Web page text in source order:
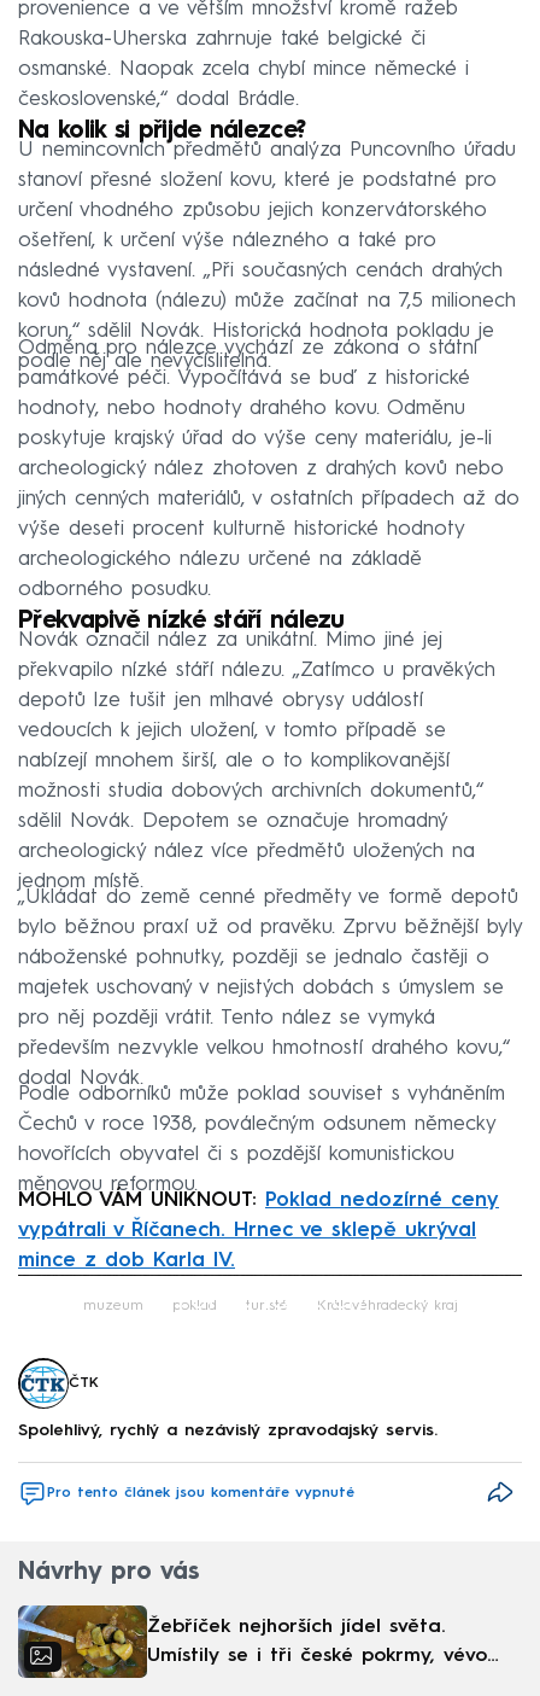
provenience a ve větším množství kromě ražeb
Rakouska-Uherska zahrnuje také belgické či
osmanské. Naopak zcela chybí mince německé i
československé,“ dodal Brádle.
Na kolik si přijde nálezce?
U nemincovních předmětů analýza Puncovního úřadu
stanoví přesné složení kovu, které je podstatné pro
určení vhodného způsobu jejich konzervátorského
ošetření, k určení výše nálezného a také pro
následné vystavení. „Při současných cenách drahých
kovů hodnota (nálezu) může začínat na 7,5 milionech
korun,“ sdělil Novák. Historická hodnota pokladu je
podle něj ale nevyčíslitelná.
Odměna pro nálezce vychází ze zákona o státní
památkové péči. Vypočítává se buď z historické
hodnoty, nebo hodnoty drahého kovu. Odměnu
poskytuje krajský úřad do výše ceny materiálu, je-li
archeologický nález zhotoven z drahých kovů nebo
jiných cenných materiálů, v ostatních případech až do
výše deseti procent kulturně historické hodnoty
archeologického nálezu určené na základě
odborného posudku.
Překvapivě nízké stáří nálezu
Novák označil nález za unikátní. Mimo jiné jej
překvapilo nízké stáří nálezu. „Zatímco u pravěkých
depotů lze tušit jen mlhavé obrysy událostí
vedoucích k jejich uložení, v tomto případě se
nabízejí mnohem širší, ale o to komplikovanější
možnosti studia dobových archivních dokumentů,“
sdělil Novák. Depotem se označuje hromadný
archeologický nález více předmětů uložených na
jednom místě.
„Ukládat do země cenné předměty ve formě depotů
bylo běžnou praxí už od pravěku. Zprvu běžnější byly
náboženské pohnutky, později se jednalo častěji o
majetek uschovaný v nejistých dobách s úmyslem se
pro něj později vrátit. Tento nález se vymyká
především nezvykle velkou hmotností drahého kovu,“
dodal Novák.
Podle odborníků může poklad souviset s vyháněním
Čechů v roce 1938, poválečným odsunem německy
hovořících obyvatel či s pozdější komunistickou
měnovou reformou.
MOHLO VÁM UNIKNOUT: Poklad nedozírné ceny
vypátrali v Říčanech. Hrnec ve sklepě ukrýval
mince z dob Karla IV.
Failed to fetch
muzeum poklad turisté Královéhradecký kraj
ČTK
Spolehlivý, rychlý a nezávislý zpravodajský servis.
Pro tento článek jsou komentáře vypnuté
Návrhy pro vás
Žebříček nejhorších jídel světa.
Umístily se i tři české pokrmy, vévodí